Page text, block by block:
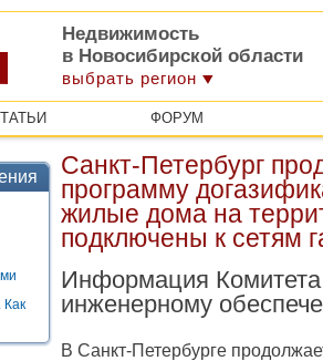
Недвижимость
в Новосибирской области
выбрать регион
ФОРУМ
Как
Санкт-Петербург
программу
жилые дома на
подключены к сетям
Информация Комитета
инженерному
В Санкт-Петербурге